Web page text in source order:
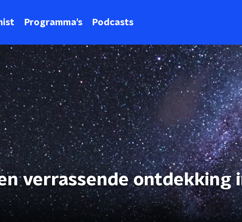
Programma's Podcasts
verrassende ontdekking